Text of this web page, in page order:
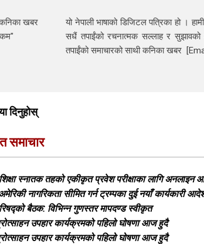
यो नेपाली भाषाको डिजिटल पत्रिका हो ।
सधैं तपाईंको रचनात्मक सल्लाह र सुझावको
तपाईंको समाचारको साथी कनिका खबर
दिनुहोस्
समाचार
स्नातक तहको एकीकृत प्रवेश परीक्षाका लागि अनलाइन
नागरिकता सीमित गर्न ट्रम्पका दुई नयाँ कार्यकारी
बैठक: विभिन्न गुणस्तर मापदण्ड स्वीकृत
उपहार कार्यक्रमको पहिलो घोषणा आज हुदै
उपहार कार्यक्रमको पहिलो घोषणा आज हुदै